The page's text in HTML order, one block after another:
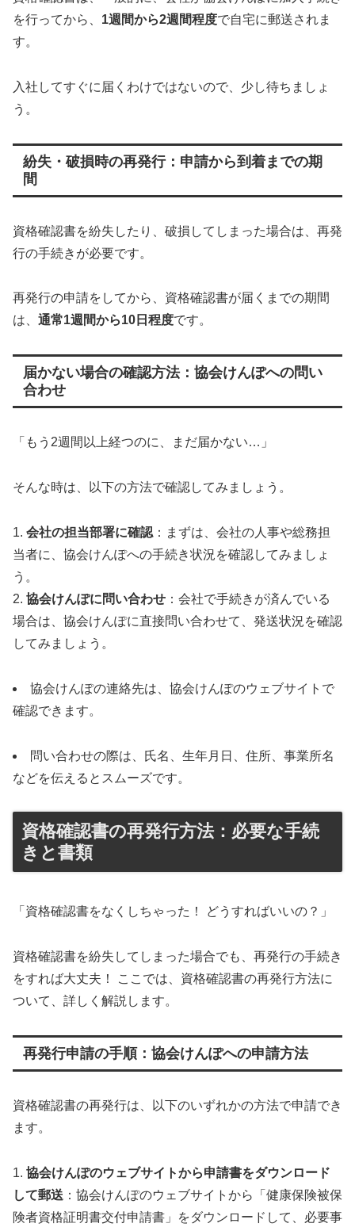
を行ってから、 1週間から2週間程度で自宅に郵送されま
す。
入社してすぐに届くわけではないので、少し待ちましょ
う。
紛失・破損時の再発行：申請から到着までの期
間
資格確認書を紛失したり、破損してしまった場合は、再発
行の手続きが必要です。
再発行の申請をしてから、資格確認書が届くまでの期間
は、 通常1週間から10日程度です。
届かない場合の確認方法：協会けんぽへの問い
合わせ
「もう2週間以上経つのに、まだ届かない…」
そんな時は、以下の方法で確認してみましょう。
1. 会社の担当部署に確認 ：まずは、会社の人事や総務担
当者に、協会けんぽへの手続き状況を確認してみましょ
う。
2. 協会けんぽに問い合わせ ：会社で手続きが済んでいる
場合は、協会けんぽに直接問い合わせて、発送状況を確認
してみましょう。
協会けんぽの連絡先は、協会けんぽのウェブサイトで
確認できます。
問い合わせの際は、氏名、生年月日、住所、事業所名
などを伝えるとスムーズです。
資格確認書の再発行方法：必要な手続
きと書類
「資格確認書をなくしちゃった！ どうすればいいの？」
資格確認書を紛失してしまった場合でも、再発行の手続き
をすれば大丈夫！ ここでは、資格確認書の再発行方法に
ついて、詳しく解説します。
再発行申請の手順：協会けんぽへの申請方法
資格確認書の再発行は、以下のいずれかの方法で申請でき
ます。
1. 協会けんぽのウェブサイトから申請書をダウンロード
して郵送 ：協会けんぽのウェブサイトから「健康保険被保
険者資格証明書交付申請書」をダウンロードして、必要事